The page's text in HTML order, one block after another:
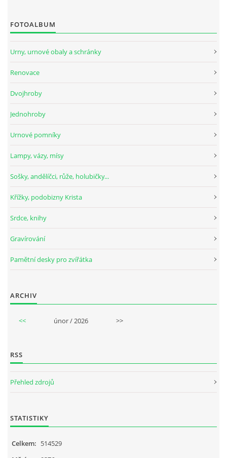
FOTOALBUM
Urny, urnové obaly a schránky
Renovace
Dvojhroby
Jednohroby
Urnové pomníky
Lampy, vázy, mísy
Sošky, andělíčci, růže, holubičky...
Křížky, podobizny Krista
Srdce, knihy
Gravírování
Pamětní desky pro zvířátka
ARCHIV
<< únor / 2026 >>
RSS
Přehled zdrojů
STATISTIKY
Celkem: 514529